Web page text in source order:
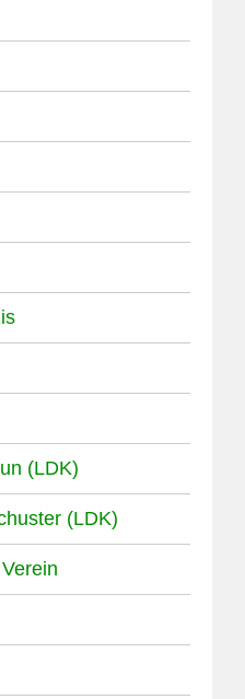
(LDK)
(LDK)